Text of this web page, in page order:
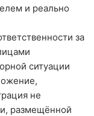
и реально
за
ситуации
не
размещённой